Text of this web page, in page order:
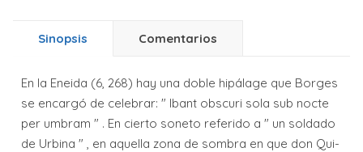
Sinopsis Comentarios
En la Eneida (6, 268) hay una doble hipálage que Borges
se encargó de celebrar: " Ibant obscuri sola sub noc­te
per umbram " . En cierto soneto referido a " un soldado
de Urbina " , en aquella zona de sombra en que don Qui­